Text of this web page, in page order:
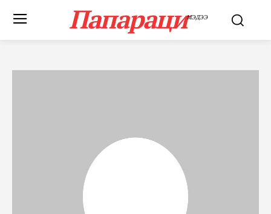
ПапарациМЭДЭЭ